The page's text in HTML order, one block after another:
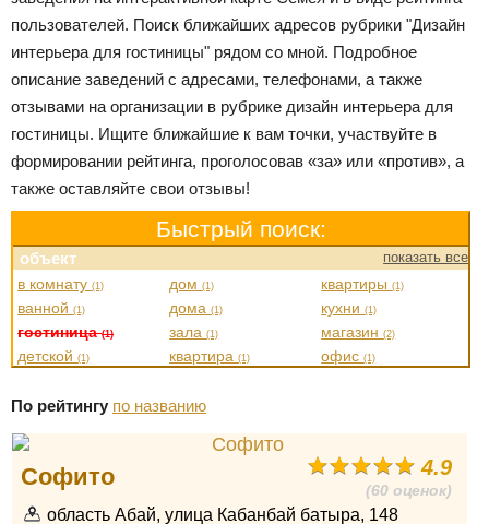
пользователей. Поиск ближайших адресов рубрики "Дизайн
интерьера для гостиницы" рядом со мной. Подробное
описание заведений с адресами, телефонами, а также
отзывами на организации в рубрике дизайн интерьера для
гостиницы. Ищите ближайшие к вам точки, участвуйте в
формировании рейтинга, проголосовав «за» или «против», а
также оставляйте свои отзывы!
Быстрый поиск:
объект показать все
в комнату(1)
ванной(1)
гостиница(1)
детской(1)
дом(1)
дома(1)
зала(1)
квартира(1)
квартиры(1)
кухни(1)
магазин(2)
офис(1)
По рейтингу по названию
4.9
(60 оценок)
Софито
область Абай, улица Кабанбай батыра, 148